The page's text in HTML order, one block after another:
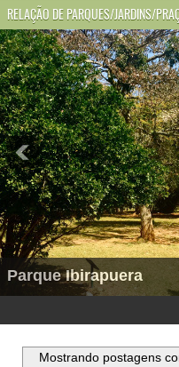
RELAÇÃO DE PARQUES/JARDINS/
Parque Ibirapuera
Mostrando postagens